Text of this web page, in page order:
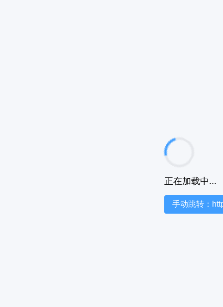
正在加载中...
手动跳转：